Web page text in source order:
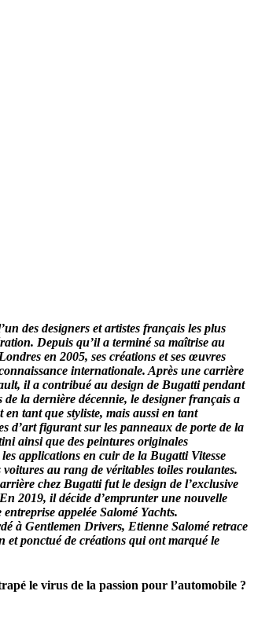
des designers et artistes français les plus
Depuis qu’il a terminé sa maîtrise au
en 2005, ses créations et ses œuvres
internationale. Après une carrière
il a contribué au design de Bugatti pendant
de la dernière décennie, le designer français a
tant que styliste, mais aussi en tant
d’art figurant sur les panneaux de porte de la
ainsi que des peintures originales
applications en cuir de la Bugatti Vitesse
voitures au rang de véritables toiles roulantes.
chez Bugatti fut le design de l’exclusive
2019, il décide d’emprunter une nouvelle
appelée Salomé Yachts.
à Gentlemen Drivers, Etienne Salomé retrace
et ponctué de créations qui ont marqué le
le virus de la passion pour l’automobile ?